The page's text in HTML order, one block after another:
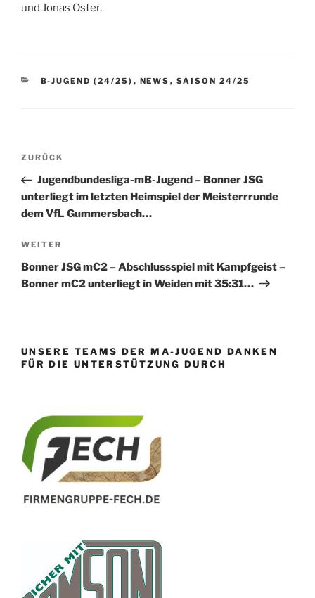
und Jonas Oster.
KATEGORIEN
B-JUGEND (24/25) , NEWS , SAISON 24/25
Beitragsnavigation
Vorheriger
Beitrag
ZURÜCK
Jugendbundesliga-mB-Jugend – Bonner JSG
unterliegt im letzten Heimspiel der Meisterrrunde
dem VfL Gummersbach…
Nächster
Beitrag
WEITER
Bonner JSG mC2 – Abschlussspiel mit Kampfgeist –
Bonner mC2 unterliegt in Weiden mit 35:31…
UNSERE TEAMS DER MA-JUGEND DANKEN
FÜR DIE UNTERSTÜTZUNG DURCH